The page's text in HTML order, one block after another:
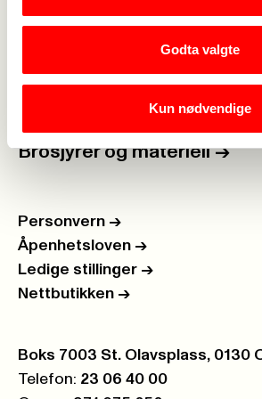
Godta valgte
Kun nødvendige
Kalender ->
Om Fagforbundet ->
Rettigheter i arbeidslivet ->
Brosjyrer og materiell ->
Personvern ->
Åpenhetsloven ->
Ledige stillinger ->
Nettbutikken ->
Postboks:
Boks 7003 St. Olavsplass, 0130
Telefon: 23 06 40 00